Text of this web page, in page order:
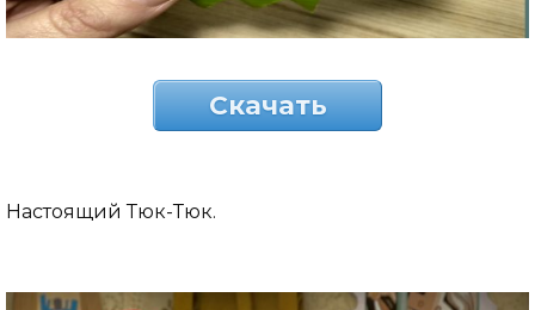
Скачать
Настоящий Тюк-Тюк.